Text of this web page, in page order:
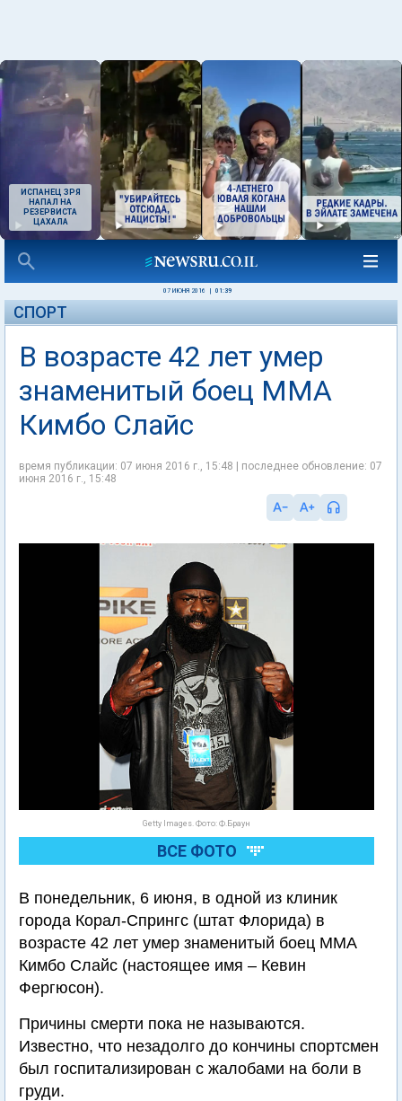
ИСПАНЕЦ ЗРЯ
НАПАЛ НА
РЕЗЕРВИСТА
ЦАХАЛА
07 ИЮНЯ 2016 01:39
СПОРТ
В возрасте 42 лет умер
знаменитый боец MMA
Кимбо Слайс
время публикации: 07 июня 2016 г., 15:48 | последнее обновление: 07
июня 2016 г., 15:48
Getty Images. Фото: Ф.Браун
ВСЕ ФОТО
В понедельник, 6 июня, в одной из клиник
города Корал-Спрингс (штат Флорида) в
возрасте 42 лет умер знаменитый боец MMA
Кимбо Слайс (настоящее имя – Кевин
Фергюсон).
Причины смерти пока не называются.
Известно, что незадолго до кончины спортсмен
был госпитализирован с жалобами на боли в
груди.